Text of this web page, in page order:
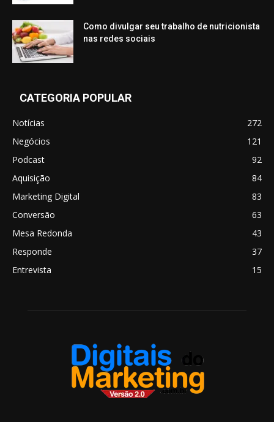
Como divulgar seu trabalho de nutricionista
nas redes sociais
CATEGORIA POPULAR
Notícias
272
Negócios
121
Podcast
92
Aquisição
84
Marketing Digital
83
Conversão
63
Mesa Redonda
43
Responde
37
Entrevista
15